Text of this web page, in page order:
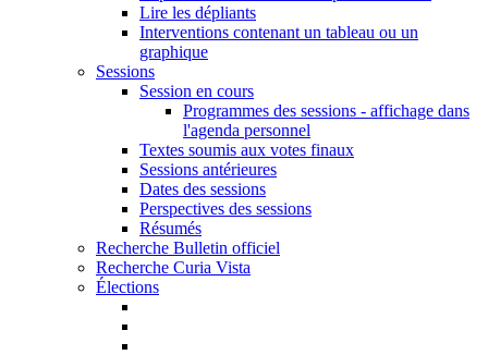
Lire les dépliants
Interventions contenant un tableau ou un
graphique
Sessions
Session en cours
Programmes des sessions - affichage dans
l'agenda personnel
Textes soumis aux votes finaux
Sessions antérieures
Dates des sessions
Perspectives des sessions
Résumés
Recherche Bulletin officiel
Recherche Curia Vista
Élections